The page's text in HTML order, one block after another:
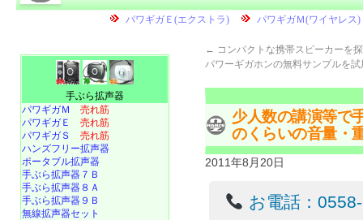
← コンパクトな携帯スピーカーを
パワーギガホンの無料サンプルを試
少人数の講演等で
のくらいの音量・
2011年8月20日
お電話：
手ぶら拡声器
パワギガＭ 売れ筋
パワギガＥ 売れ筋
パワギガＳ 売れ筋
ハンズフリー拡声器
ポータブル拡声器
手ぶら拡声器７Ｂ
手ぶら拡声器８Ａ
手ぶら拡声器９Ｂ
無線拡声器セット